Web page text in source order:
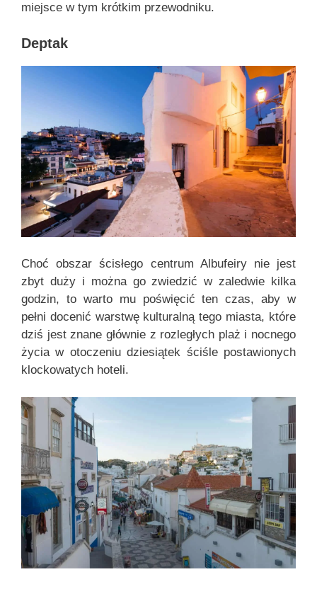
miejsce w tym krótkim przewodniku.
Deptak
Choć obszar ścisłego centrum Albufeiry nie jest
zbyt duży i można go zwiedzić w zaledwie kilka
godzin, to warto mu poświęcić ten czas, aby w
pełni docenić warstwę kulturalną tego miasta, które
dziś jest znane głównie z rozległych plaż i nocnego
życia w otoczeniu dziesiątek ściśle postawionych
klockowatych hoteli.